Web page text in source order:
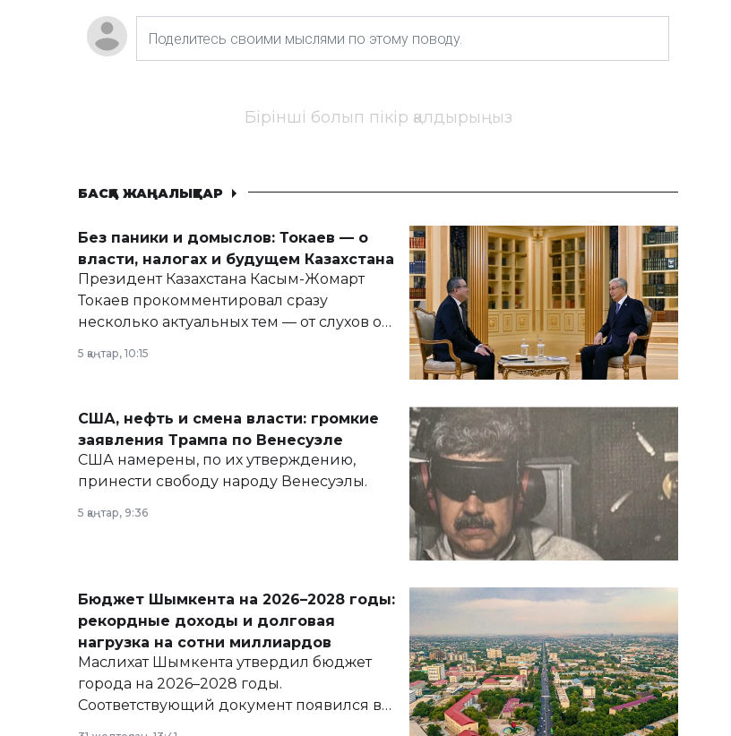
Бірінші болып пікір қалдырыңыз
БАСҚА ЖАҢАЛЫҚТАР
Без паники и домыслов: Токаев — о
власти, налогах и будущем Казахстана
Президент Казахстана Касым-Жомарт
Токаев прокомментировал сразу
несколько актуальных тем — от слухов о
армии, экономики и личного здоровья.
5 қаңтар, 10:15
США, нефть и смена власти: громкие
заявления Трампа по Венесуэле
США намерены, по их утверждению,
принести свободу народу Венесуэлы.
5 қаңтар, 9:36
Бюджет Шымкента на 2026–2028 годы:
рекордные доходы и долговая
нагрузка на сотни миллиардов
Маслихат Шымкента утвердил бюджет
города на 2026–2028 годы.
Соответствующий документ появился в